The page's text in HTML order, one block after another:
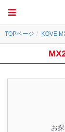
TOPページ KOVE
お